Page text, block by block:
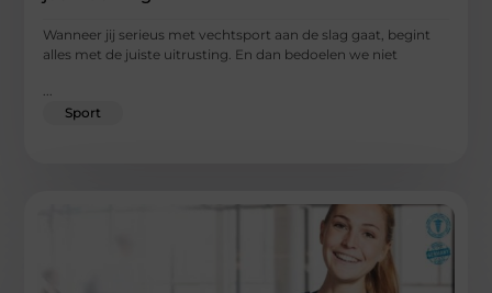
Wanneer jij serieus met vechtsport aan de slag gaat, begint
alles met de juiste uitrusting. En dan bedoelen we niet
Sport